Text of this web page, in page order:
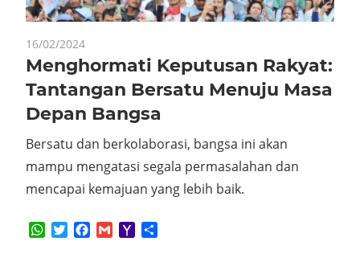
16/02/2024
Menghormati Keputusan Rakyat:
Tantangan Bersatu Menuju Masa
Depan Bangsa
Bersatu dan berkolaborasi, bangsa ini akan
mampu mengatasi segala permasalahan dan
mencapai kemajuan yang lebih baik.
WhatsApp
TwitterFacebook
GmailYahoo